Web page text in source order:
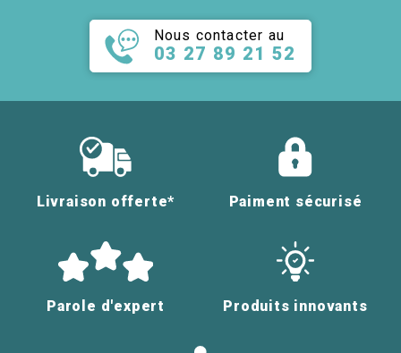
Nous contacter au
03 27 89 21 52
Livraison offerte* Paiment sécurisé
Parole d'expert Produits innovants